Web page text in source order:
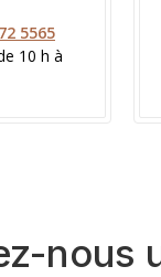
5565
10 h à
nous